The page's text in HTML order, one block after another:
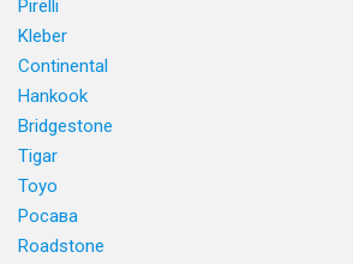
Pirelli
Kleber
Continental
Hankook
Bridgestone
Tigar
Toyo
Росава
Roadstone